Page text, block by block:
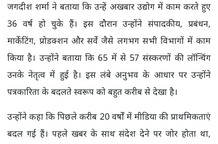
जगदीश शर्मा ने बताया कि उन्हें अखबार उद्योग में काम करते हुए
36 वर्ष हो चुके हैं। इस दौरान उन्होंने संपादकीय, प्रबंधन,
मार्केटिंग, प्रोडक्शन और सर्वे जैसे लगभग सभी विभागों में काम
किया है। उन्होंने बताया कि 65 में से 57 संस्करणों की लॉन्चिंग
उनके नेतृत्व में हुई है। इस लंबे अनुभव के आधार पर उन्होंने
पत्रकारिता के बदलते स्वरूप को बहुत करीब से देखा है।
उन्होंने कहा कि पिछले करीब 20 वर्षों में मीडिया की प्राथमिकताएं
बदल गई हैं। पहले खबर के साथ संदेश देने पर जोर होता था,